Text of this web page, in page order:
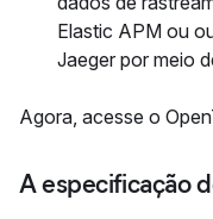
Elastic APM ou
Jaeger por meio
Agora, acesse o
A especificação